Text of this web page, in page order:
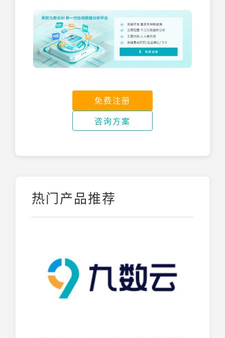
免费注册
咨询方案
热门产品推荐